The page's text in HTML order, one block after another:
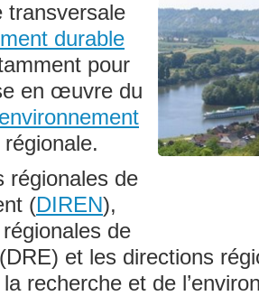
transversale
durable
pour
en œuvre du
régionales de
(DIREN),
de
et les directions
la recherche et de